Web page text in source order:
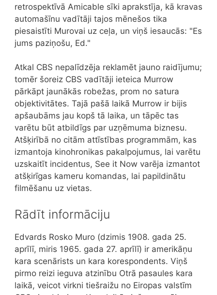
retrospektīvā Amicable sīki aprakstīja, kā kravas
automašīnu vadītāji tajos mēnešos tika
piesaistīti Murovai uz ceļa, un viņš iesaucās: "Es
jums paziņošu, Ed."
Atkal CBS nepalīdzēja reklamēt jauno raidījumu;
tomēr šoreiz CBS vadītāji ieteica Murrow
pārkāpt jaunākās robežas, prom no satura
objektivitātes. Tajā pašā laikā Murrow ir bijis
apšaubāms jau kopš tā laika, un tāpēc tas
varētu būt atbildīgs par uzņēmuma biznesu.
Atšķirībā no citām attīstības programmām, kas
izmantoja kinohronikas pakalpojumus, lai varētu
uzskaitīt incidentus, See it Now varēja izmantot
atšķirīgas kameru komandas, lai papildinātu
filmēšanu uz vietas.
Rādīt informāciju
Edvards Rosko Muro (dzimis 1908. gada 25.
aprīlī, miris 1965. gada 27. aprīlī) ir amerikāņu
kara scenārists un kara korespondents. Viņš
pirmo reizi ieguva atzinību Otrā pasaules kara
laikā, veicot virkni tiešraižu no Eiropas valstīm